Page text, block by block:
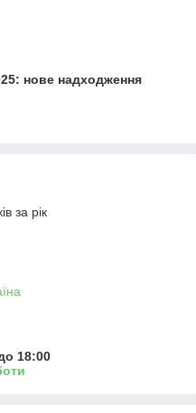
нове надходження
за рік
18:00